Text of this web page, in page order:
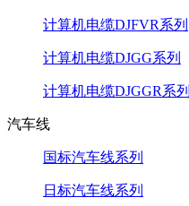
计算机电缆DJFVR系列
计算机电缆DJGG系列
计算机电缆DJGGR系列
汽车线
国标汽车线系列
日标汽车线系列